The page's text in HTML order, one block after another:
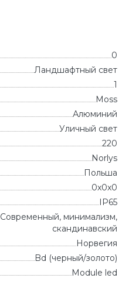
0
Ландшафтный свет
1
Moss
Алюминий
Уличный свет
220
Norlys
Польша
0x0x0
IP65
Современный, минимализм,
скандинавский
Норвегия
Bd (черный/золото)
Module led